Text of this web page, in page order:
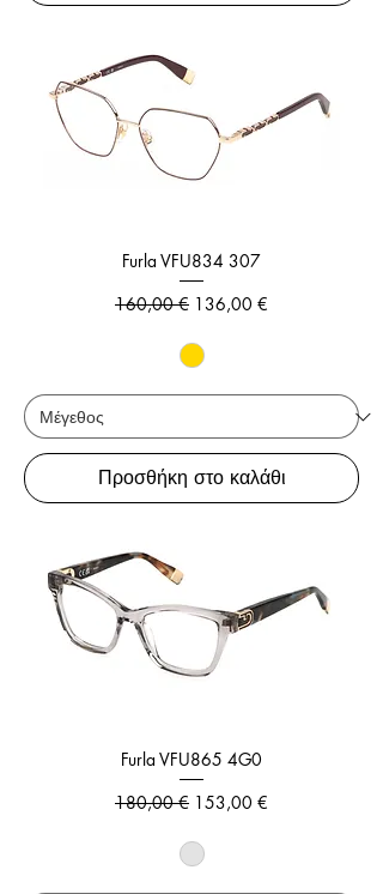
Furla VFU834 307
Κανονική τιμή
160,00 € Τιμή Έκπτωσης
136,00 €
Προσθήκη στο καλάθι
Furla VFU865 4G0
Κανονική τιμή
180,00 € Τιμή Έκπτωσης
153,00 €